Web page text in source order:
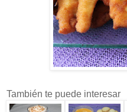
También te puede interesar